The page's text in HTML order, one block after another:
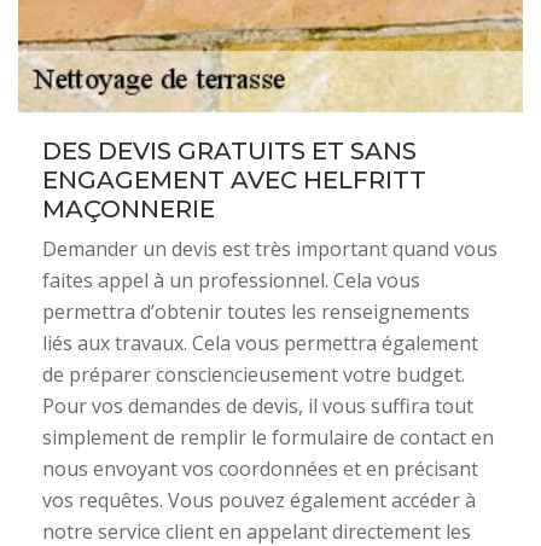
DES DEVIS GRATUITS ET SANS
ENGAGEMENT AVEC HELFRITT
MAÇONNERIE
Demander un devis est très important quand vous
faites appel à un professionnel. Cela vous
permettra d’obtenir toutes les renseignements
liés aux travaux. Cela vous permettra également
de préparer consciencieusement votre budget.
Pour vos demandes de devis, il vous suffira tout
simplement de remplir le formulaire de contact en
nous envoyant vos coordonnées et en précisant
vos requêtes. Vous pouvez également accéder à
notre service client en appelant directement les